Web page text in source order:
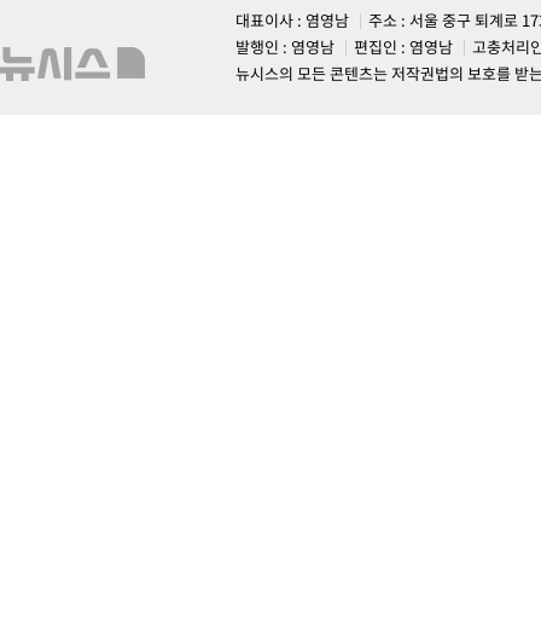
대표이사 : 염영남
주소 : 서울 중구 퇴계로
발행인 : 염영남
편집인 : 염영남
고충처리
뉴시스의 모든 콘텐츠는 저작권법의 보호를